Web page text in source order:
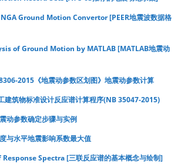
Ground Motion Convertor [PEER地震波数据格
of Ground Motion by MATLAB [MATLAB地震动
2015《地震动参数区划图》地震动参数计算
建筑物标准设计反应谱计算程序(NB 35047-2015)
动参数确定步骤与实例
与水平地震影响系数最大值
Spectra [三联反应谱的基本概念与绘制]